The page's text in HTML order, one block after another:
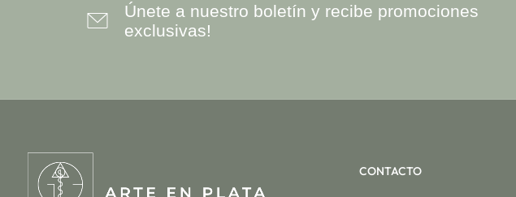
Únete a nuestro boletín y recibe promociones
exclusivas!
CONTACTO